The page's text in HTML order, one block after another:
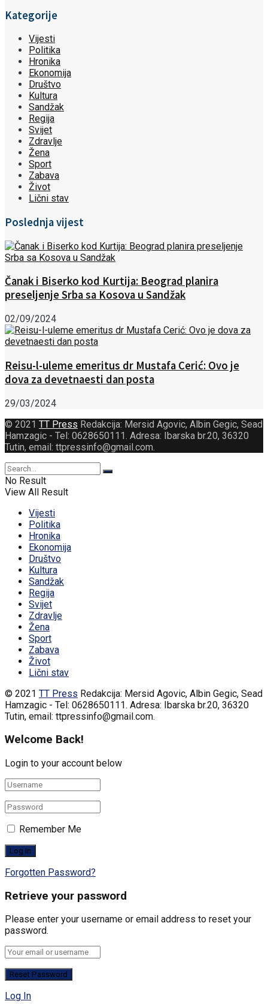
Kategorije
Vijesti
Politika
Hronika
Ekonomija
Društvo
Kultura
Sandžak
Regija
Svijet
Zdravlje
Žena
Sport
Zabava
Život
Lični stav
Poslednja vijest
Čanak i Biserko kod Kurtija: Beograd planira
preseljenje Srba sa Kosova u Sandžak
02/09/2024
Reisu-l-uleme emeritus dr Mustafa Cerić: Ovo je
dova za devetnaesti dan posta
29/03/2024
© 2021 TT Press Redakcija: Mersid Agovic, Albin Gegic, Sead
Hamzagic - Tel: 0628650111. Adresa: Ibarska br.20, 36320
Tutin, email: ttpressinfo@gmail.com
No Result
View All Result
Vijesti
Politika
Hronika
Ekonomija
Društvo
Kultura
Sandžak
Regija
Svijet
Zdravlje
Žena
Sport
Zabava
Život
Lični stav
© 2021 TT Press Redakcija: Mersid Agovic, Albin Gegic, Sead
Hamzagic - Tel: 0628650111. Adresa: Ibarska br.20, 36320
Tutin, email: ttpressinfo@gmail.com.
Welcome Back!
Login to your account below
Remember Me
Forgotten Password?
Retrieve your password
Please enter your username or email address to reset your
password.
Log In